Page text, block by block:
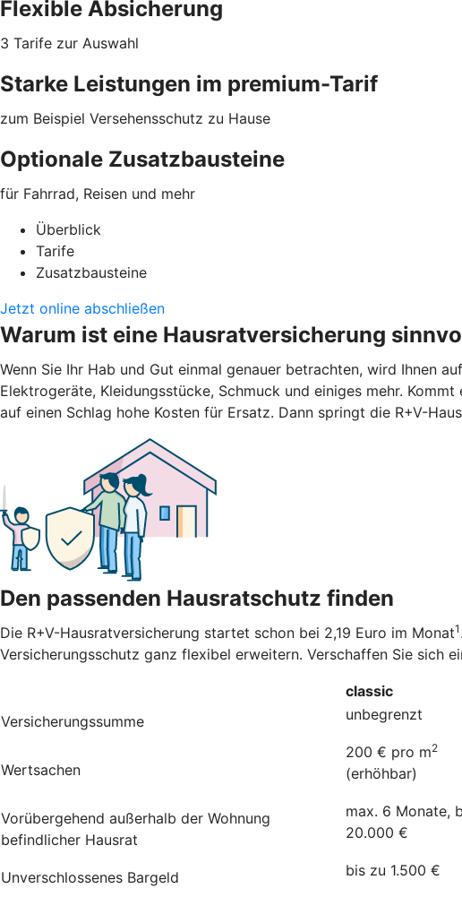
Flexible Absicherung
3 Tarife zur Auswahl
Starke Leistungen im premium-Tarif
zum Beispiel Versehensschutz zu Hause
Optionale Zusatzbausteine
für Fahrrad, Reisen und mehr
Überblick
Tarife
Zusatzbausteine
Jetzt online abschließen
Warum ist eine Hausratversicherung
Wenn Sie Ihr Hab und Gut einmal genauer betrachten, wird Ihnen
Elektrogeräte, Kleidungsstücke, Schmuck und einiges mehr.
auf einen Schlag hohe Kosten für Ersatz. Dann springt die R+V-
Den passenden Hausratschutz finden
Die R+V-Hausratversicherung startet schon bei 2,19 Euro im Monat1
Versicherungsschutz ganz flexibel erweitern. Verschaffen Sie sich
classic
Versicherungssumme
unbegrenzt
Wertsachen
200 € pro m2
(erhöhbar)
Vorübergehend außerhalb der Wohnung
befindlicher Hausrat
max. 6 Monate,
20.000 €
Unverschlossenes Bargeld bis zu 1.500 €